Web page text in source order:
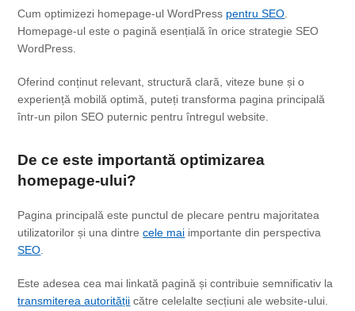
Cum optimizezi homepage-ul WordPress pentru SEO
Homepage-ul este o pagină esențială în orice strategie SEO
WordPress.
Oferind conținut relevant, structură clară, viteze bune și o
experiență mobilă optimă, puteți transforma pagina principală
într-un pilon SEO puternic pentru întregul website.
De ce este importantă optimizarea
homepage-ului?
Pagina principală este punctul de plecare pentru majoritatea
utilizatorilor și una dintrecele mai importante din perspectiva
SEO
Este adesea cea mai linkată pagină și contribuie semnificativ la
transmiterea autorității către celelalte secțiuni ale website-ului.